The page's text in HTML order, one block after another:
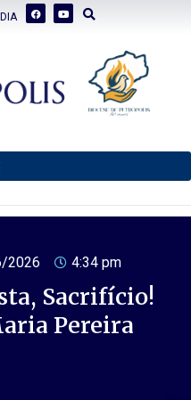
2026 4:34 pm
Sacrifício!
Pereira